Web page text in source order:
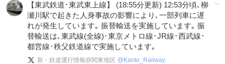
【東武鉄道･東武東上線】 (18:55分更新) 12:53分頃､柳
瀬川駅で起きた人身事故の影響により､一部列車に遅
れが発生しています｡ 振替輸送を実施しています｡ 振
替輸送は､東武線(全線)･東京メトロ線･JR線･西武線･
都営線･秩父鉄道線で実施しています｡
新・鉄道運行情報@関東地区 @ Kanto_Railway